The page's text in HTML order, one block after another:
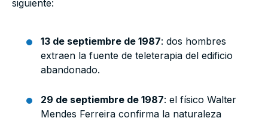
siguiente:
13 de septiembre de 1987: dos hombres
extraen la fuente de teleterapia del edificio
abandonado.
29 de septiembre de 1987: el físico Walter
Mendes Ferreira confirma la naturaleza